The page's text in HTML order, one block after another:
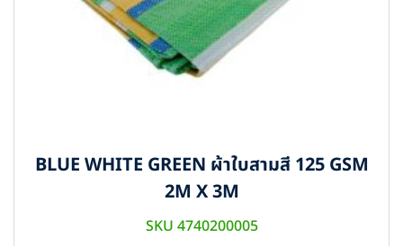
BLUE WHITE GREEN ผ้าใบสามสี 125 GSM
2M X 3M
SKU 4740200005